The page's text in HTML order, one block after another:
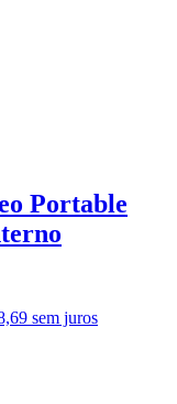
Portable
sem juros